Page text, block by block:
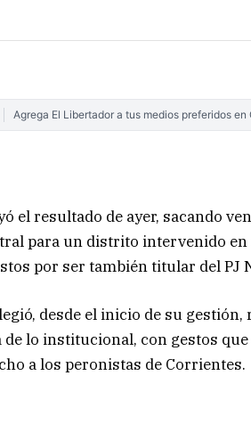
Agrega El Libertador a tus medios preferidos en
el resultado de ayer, sacando
para un distrito intervenido en
por ser también titular del PJ
desde el inicio de su
lo institucional, con gestos
a los peronistas de Corrientes.